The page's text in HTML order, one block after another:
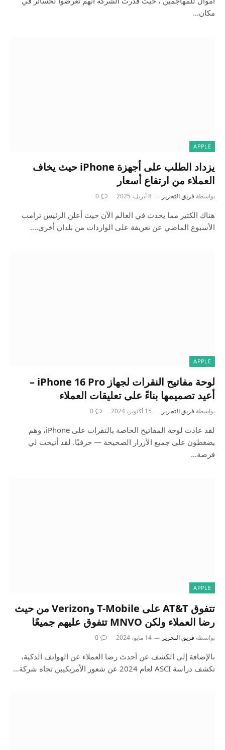
مكان…
APPLE
يزداد الطلب على أجهزة iPhone حيث يخاف
العملاء من ارتفاع أسعار
بواسطة فريق التحرير 8 أبريل، 2025 0
هناك الكثير مما يحدث في العالم الآن حيث أعلن الرئيس ترامب
الأسبوع الماضي عن تعريفة على الواردات من بلدان أخرى.…
APPLE
لوحة مفاتيح النقرات لجهاز iPhone 16 Pro –
أعيد تصميمها بناءً على تعليقات العملاء
بواسطة فريق التحرير 15 أكتوبر، 2024 0
لقد عادت لوحة المفاتيح الخاصة بالنقرات على iPhone، وهم
يضغطون على جميع الأزرار الصحيحة — حرفيًا. لقد أتيحت لي
فرصة…
APPLE
تتفوق AT&T على T-Mobile وVerizon من حيث
رضا العملاء ولكن MNVO تتفوق عليهم جميعًا
بواسطة فريق التحرير 14 مايو، 2024 0
بالإضافة إلى الكشف عن أحدث رضا العملاء عن الهواتف الذكية،
تكشف دراسة ASCI لعام 2024 عن شعور الأمريكيين تجاه شركة…